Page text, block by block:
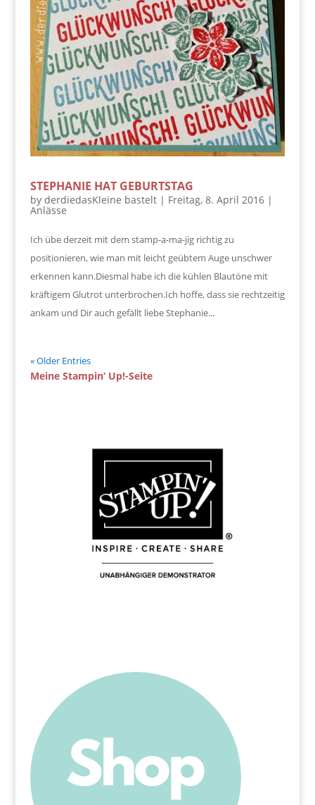
STEPHANIE HAT GEBURTSTAG
by derdiedasKleine bastelt| Freitag, 8. April 2016|
Anlässe
Ich übe derzeit mit dem stamp-a-ma-jig richtig zu
positionieren, wie man mit leicht geübtem Auge unschwer
erkennen kann.Diesmal habe ich die kühlen Blautöne mit
kräftigem Glutrot unterbrochen.Ich hoffe, dass sie rechtzeitig
ankam und Dir auch gefällt liebe Stephanie...
« Older Entries
Meine Stampin‘ Up!-Seite